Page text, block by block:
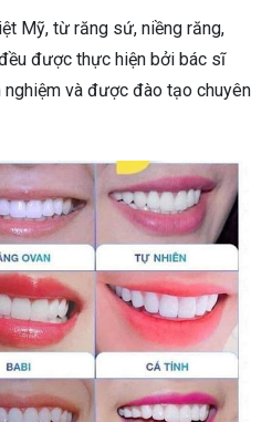
Mỹ, từ răng sứ, niềng răng,
được thực hiện bởi bác sĩ
nghiệm và được đào tạo chuyên